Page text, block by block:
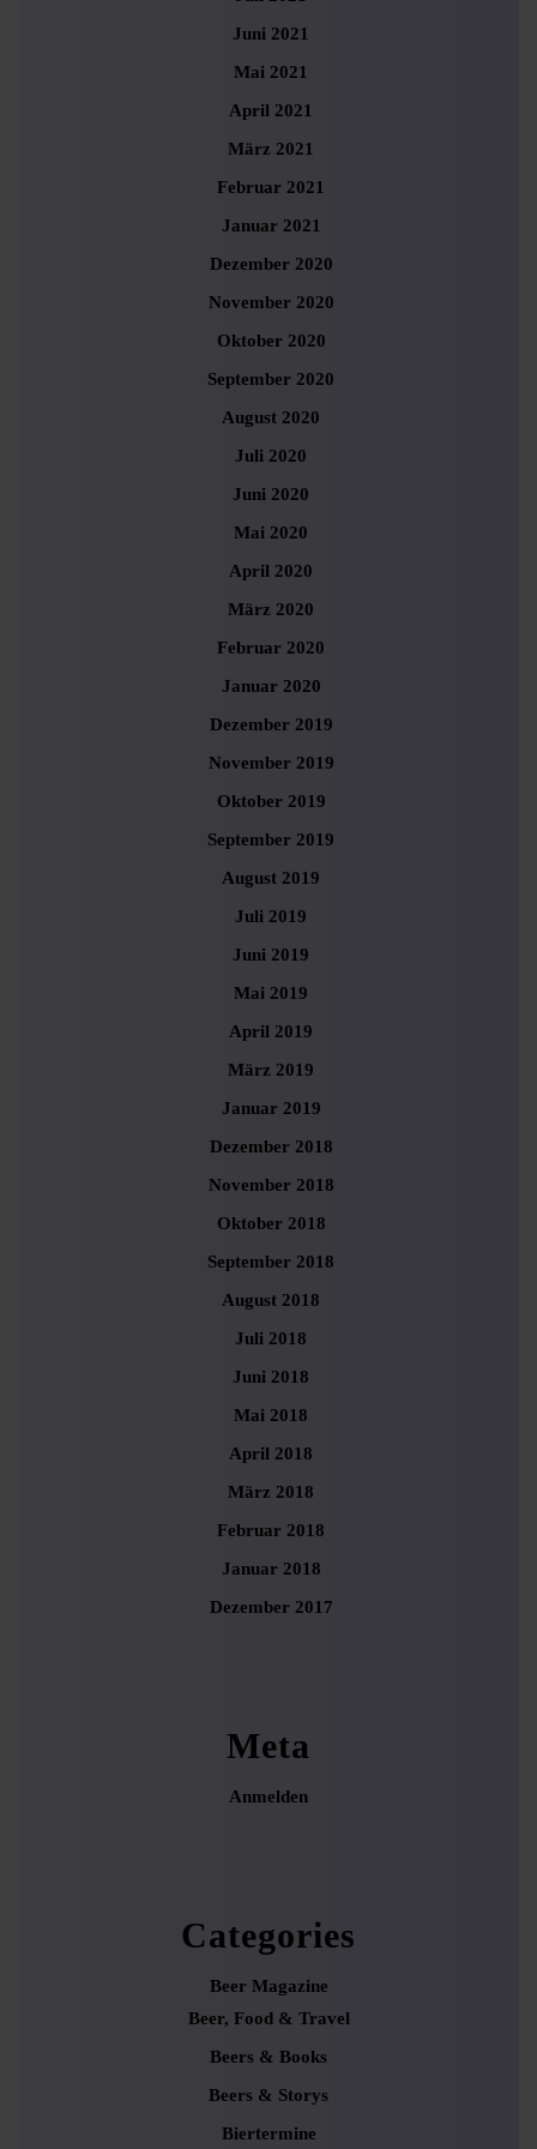
Juni 2021
Mai 2021
April 2021
März 2021
Februar 2021
Januar 2021
Dezember 2020
November 2020
Oktober 2020
September 2020
August 2020
Juli 2020
Juni 2020
Mai 2020
April 2020
März 2020
Februar 2020
Januar 2020
Dezember 2019
November 2019
Oktober 2019
September 2019
August 2019
Juli 2019
Juni 2019
Mai 2019
April 2019
März 2019
Januar 2019
Dezember 2018
November 2018
Oktober 2018
September 2018
August 2018
Juli 2018
Juni 2018
Mai 2018
April 2018
März 2018
Februar 2018
Januar 2018
Dezember 2017
Meta
Anmelden
Categories
Beer Magazine
Beer, Food & Travel
Beers & Books
Beers & Storys
Biertermine